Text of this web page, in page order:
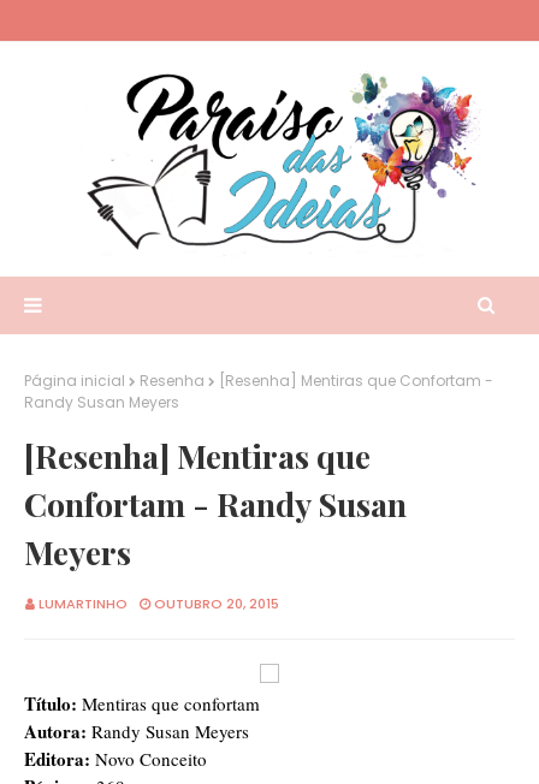
Página inicial Resenha
[Resenha] Mentiras que Confortam -
Randy Susan Meyers
[Resenha] Mentiras que
Confortam - Randy Susan
Meyers
LUMARTINHO OUTUBRO 20, 2015
Título: Mentiras que confortam
Autora: Randy Susan Meyers
Editora: Novo Conceito